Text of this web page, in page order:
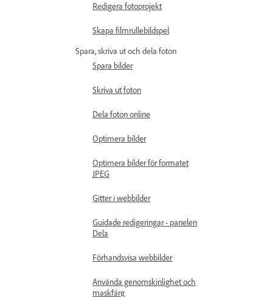
Redigera fotoprojekt
Skapa filmrullebildspel
Spara, skriva ut och dela foton
Spara bilder
Skriva ut foton
Dela foton online
Optimera bilder
Optimera bilder för formatet
JPEG
Gitter i webbilder
Guidade redigeringar - panelen
Dela
Förhandsvisa webbilder
Använda genomskinlighet och
maskfärg